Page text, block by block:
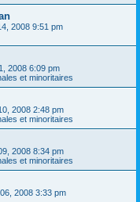
2008 9:51 pm
2008 6:09 pm
et minoritaires
2008 2:48 pm
et minoritaires
2008 8:34 pm
et minoritaires
2008 3:33 pm